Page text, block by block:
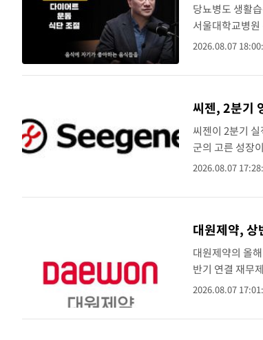
속보 방금 전 [속보]코스피, 6200선 약보합
방금 전 [속보]원·달러 환율, 7.7원 내
속보 방금 전 [속보] 노원서 40.1도 관측…
속보 방금 전 외신들도 주목한 韓축구 파
11시간 압수수색에 성접대
방금 전
속보 방금 전
23분 전 [속보]'채상병 순직 책임' 임성
당뇨병도 생활
서울대학교병
다”며 실제 환자
2026.08.07
씨젠, 2분기
씨젠이 2분기
군의 고른 성장
1360억원으로
2026.08.07
대원제약,
대원제약의 올
반기 연결 재무
반기 매출액은
2026.08.07